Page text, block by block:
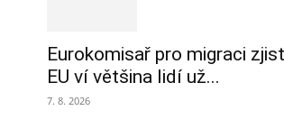
Eurokomisař pro migraci
EU ví většina lidí už...
7. 8. 2026